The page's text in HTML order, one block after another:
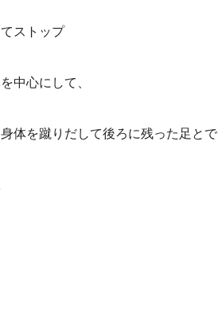
ストップ
中心にして、
体を蹴りだして後ろに残った足とで